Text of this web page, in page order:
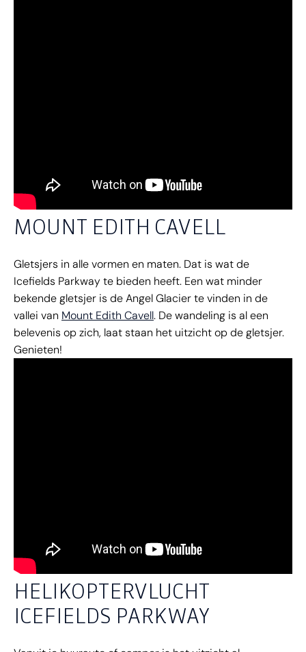
MOUNT EDITH CAVELL
Gletsjers in alle vormen en maten. Dat is wat de
Icefields Parkway te bieden heeft. Een wat minder
bekende gletsjer is de Angel Glacier te vinden in de
vallei van Mount Edith Cavell. De wandeling is al een
belevenis op zich, laat staan het uitzicht op de gletsjer.
Genieten!
HELIKOPTERVLUCHT
ICEFIELDS PARKWAY